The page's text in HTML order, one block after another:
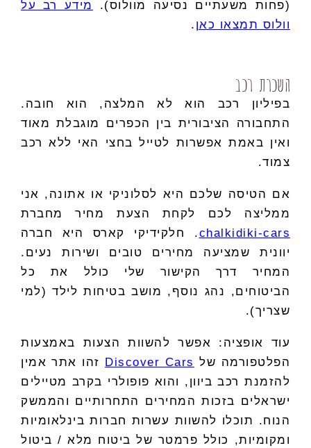
(פחות משעתיים נסיעה מוולוס).
מידע רב על
וולוס תמצאו כאן .
השכרת רכב
בפיליון רכב הוא לא המלצה, הוא חובה.
התחבורה הציבורית בין הכפרים מוגבלת מאוד
ואין באמת אפשרות לטייל בחצי האי ללא רכב
צמוד.
אם הטיסה שלכם היא לסלוניקי או אתונה, אני
ממליצה לכם לקחת הצעת מחיר מחברת
chalkidiki-cars. חלקידיקי קארס היא חברה
יוונית שמציעה מחירים טובים ושירות נעים.
המחיר דרך הקישור שלי כולל את כל
הביטוחים, נהג נוסף, מושב בטיחות לילד (למי
שצריך).
עוד אופציה: אפשר להשוות הצעות באמצעות
הפלטפורמה של Discover Cars
זהו אתר אמין
להזמנת רכב ביוון, והוא פופולרי בקרב מטיילים
ישראלים בזכות המחירים התחרותיים והממשק
הנוח. תוכלו להשוות עשרות חברות בינלאומיות
ומקומיות, כולל פרמטר של ביטוח מלא / ביטול